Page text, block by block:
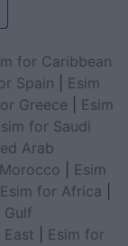
for Caribbean
Spain
Esim
Greece
Esim
for Saudi
Arab
Esim
Esim for Africa
Gulf
Esim for